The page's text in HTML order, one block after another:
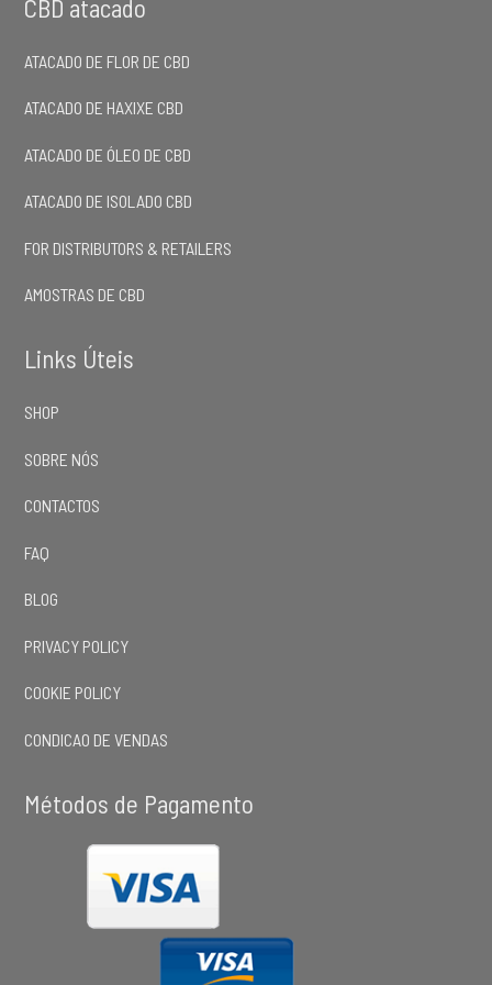
CBD atacado
ATACADO DE FLOR DE CBD
ATACADO DE HAXIXE CBD
ATACADO DE ÓLEO DE CBD
ATACADO DE ISOLADO CBD
FOR DISTRIBUTORS & RETAILERS
AMOSTRAS DE CBD
Links Úteis
SHOP
SOBRE NÓS
CONTACTOS
FAQ
BLOG
PRIVACY POLICY
COOKIE POLICY
CONDICAO DE VENDAS
Métodos de Pagamento